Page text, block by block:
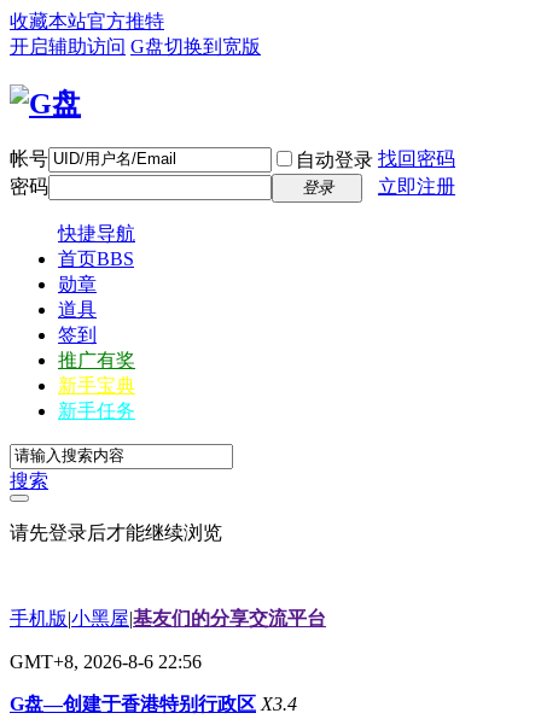
收藏本站官方推特
开启辅助访问 G盘切换到宽版
帐号 自动登录 找回密码
密码
登录 立即注册
快捷导航
首页BBS
勋章
道具
签到
推广有奖
新手宝典
新手任务
搜索
请先登录后才能继续浏览
手机版|小黑屋|基友们的分享交流平台
GMT+8, 2026-8-6 22:56
G盘—创建于香港特别行政区 X3.4